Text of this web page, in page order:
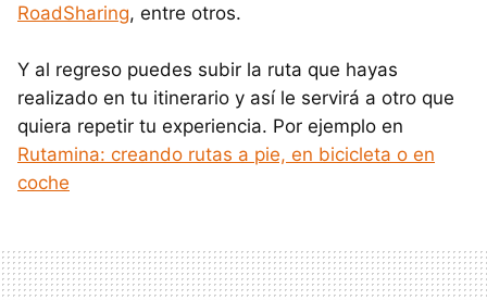
RoadSharing, entre otros.
Y al regreso puedes subir la ruta que hayas
realizado en tu itinerario y así le servirá a otro que
quiera repetir tu experiencia. Por ejemplo en
Rutamina: creando rutas a pie, en bicicleta o en
coche